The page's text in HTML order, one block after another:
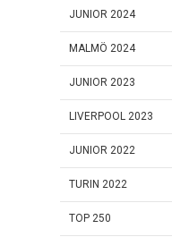
JUNIOR 2024
MALMÖ 2024
JUNIOR 2023
LIVERPOOL 2023
JUNIOR 2022
TURIN 2022
TOP 250